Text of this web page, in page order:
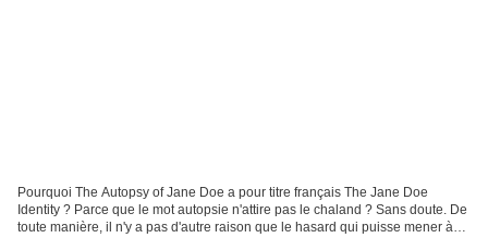
Pourquoi The Autopsy of Jane Doe a pour titre français The Jane Doe
Identity ? Parce que le mot autopsie n'attire pas le chaland ? Sans doute. De
toute manière, il n'y a pas d'autre raison que le hasard qui puisse mener à